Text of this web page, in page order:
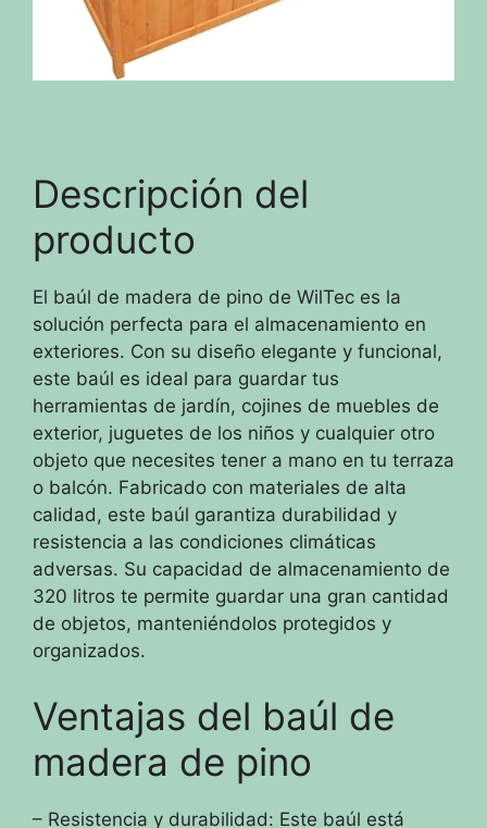
Descripción del
producto
El baúl de madera de pino de WilTec es la
solución perfecta para el almacenamiento en
exteriores. Con su diseño elegante y funcional,
este baúl es ideal para guardar tus
herramientas de jardín, cojines de muebles de
exterior, juguetes de los niños y cualquier otro
objeto que necesites tener a mano en tu terraza
o balcón. Fabricado con materiales de alta
calidad, este baúl garantiza durabilidad y
resistencia a las condiciones climáticas
adversas. Su capacidad de almacenamiento de
320 litros te permite guardar una gran cantidad
de objetos, manteniéndolos protegidos y
organizados.
Ventajas del baúl de
madera de pino
– Resistencia y durabilidad: Este baúl está